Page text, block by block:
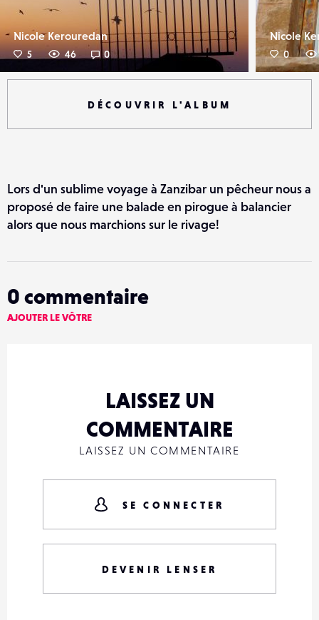
Nicole Kerouredan
5 46 0
Nicole
0
DÉCOUVRIR L'ALBUM
Lors d'un sublime voyage à Zanzibar un pêcheur nous a
proposé de faire une balade en pirogue à balancier
alors que nous marchions sur le rivage!
0 commentaire
AJOUTER LE VÔTRE
LAISSEZ UN
COMMENTAIRE
LAISSEZ UN COMMENTAIRE
SE CONNECTER
DEVENIR LENSER